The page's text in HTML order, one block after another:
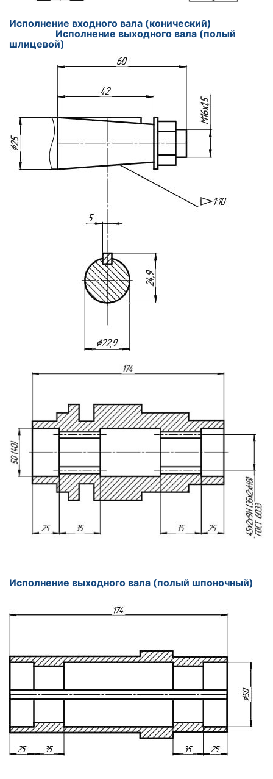
Исполнение входного вала (конический)
Исполнение выходного вала (полый
шлицевой)
Исполнение выходного вала (полый шпоночный)